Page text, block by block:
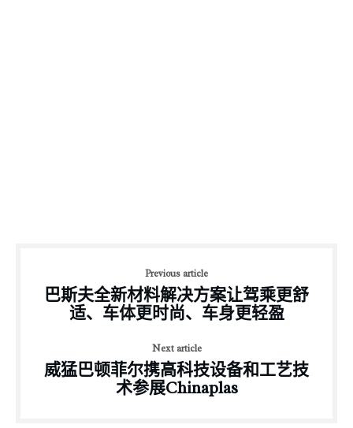
Previous article
巴斯夫全新材料解决方案让驾乘更舒
适、车体更时尚、车身更轻盈
Next article
威猛巴顿菲尔携高科技设备和工艺技
术参展Chinaplas